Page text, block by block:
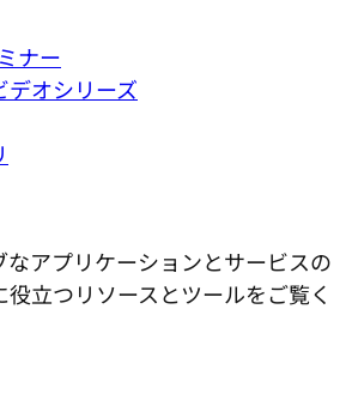
ナー
デオシリーズ
なアプリケーションとサービスの
立つリソースとツールをご覧く